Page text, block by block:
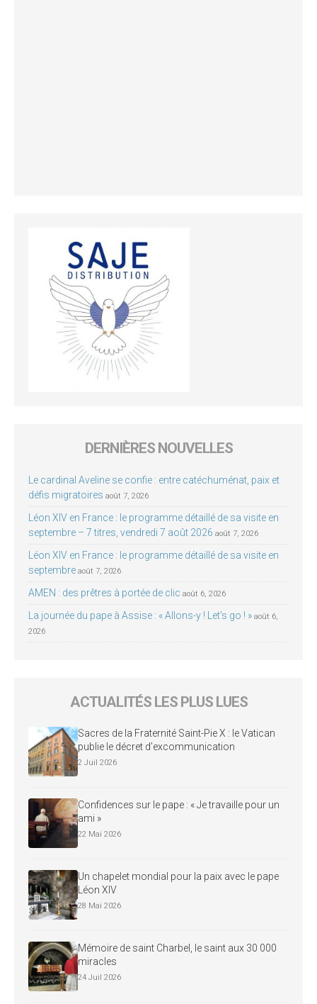
DERNIÈRES NOUVELLES
Le cardinal Aveline se confie : entre catéchuménat, paix et
défis migratoires août 7, 2026
Léon XIV en France : le programme détaillé de sa visite en
septembre – 7 titres, vendredi 7 août 2026 août 7, 2026
Léon XIV en France : le programme détaillé de sa visite en
septembre août 7, 2026
AMEN : des prêtres à portée de clic août 6, 2026
La journée du pape à Assise : « Allons-y ! Let’s go ! » août 6,
2026
ACTUALITÉS LES PLUS LUES
Sacres de la Fraternité Saint-Pie X : le Vatican
publie le décret d’excommunication
2 Juil 2026
Confidences sur le pape : « Je travaille pour un
ami »
22 Mai 2026
Un chapelet mondial pour la paix avec le pape
Léon XIV
28 Mai 2026
Mémoire de saint Charbel, le saint aux 30 000
miracles
24 Juil 2026